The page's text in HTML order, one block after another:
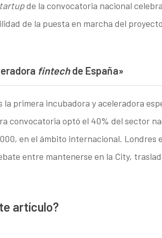
de la convocatoria nacional
de la puesta en marcha del
fintechde España»
la primera incubadora y aceleradora
convocatoria optó el 40% del sector
en el ámbito internacional. Londres
entre mantenerse en la City,
artículo?